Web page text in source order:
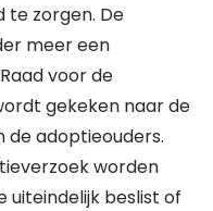
te zorgen. De
meer een
voor de
gekeken naar de
adoptieouders.
worden
uiteindelijk beslist of